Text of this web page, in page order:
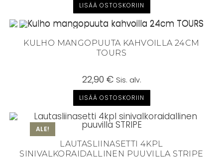
LISÄÄ OSTOSKORIIN
KULHO MANGOPUUTA KAHVOILLA 24CM
TOURS
22,90 € Sis. alv.
LISÄÄ OSTOSKORIIN
ALE!
LAUTASLIINASETTI 4KPL
SINIVALKORAIDALLINEN PUUVILLA STRIPE